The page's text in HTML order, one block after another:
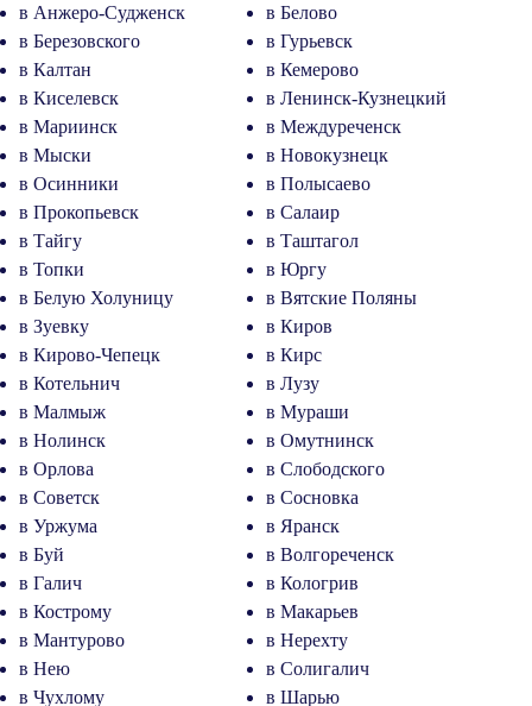
в Анжеро-Судженск
в Белово
в Березовского
в Гурьевск
в Калтан
в Кемерово
в Киселевск
в Ленинск-Кузнецкий
в Мариинск
в Междуреченск
в Мыски
в Новокузнецк
в Осинники
в Полысаево
в Прокопьевск
в Салаир
в Тайгу
в Таштагол
в Топки
в Юргу
в Белую Холуницу
в Вятские Поляны
в Зуевку
в Киров
в Кирово-Чепецк
в Кирс
в Котельнич
в Лузу
в Малмыж
в Мураши
в Нолинск
в Омутнинск
в Орлова
в Слободского
в Советск
в Сосновка
в Уржума
в Яранск
в Буй
в Волгореченск
в Галич
в Кологрив
в Кострому
в Макарьев
в Мантурово
в Нерехту
в Нею
в Солигалич
в Чухлому
в Шарью